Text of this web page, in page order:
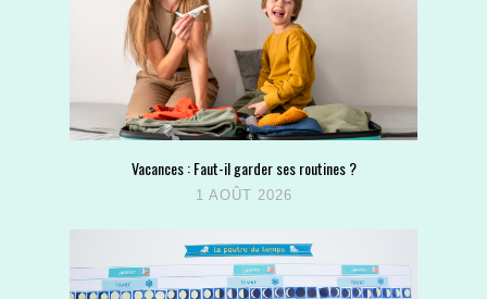
Vacances : Faut-il garder ses routines ?
1 AOÛT 2026